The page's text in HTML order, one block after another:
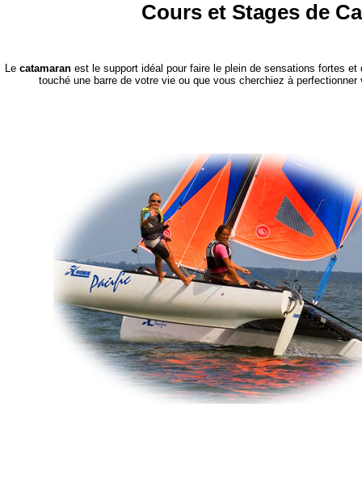
Cours et Stages de
Le catamaran est le support idéal pour faire le plein de sensations fortes
touché une barre de votre vie ou que vous cherchiez à